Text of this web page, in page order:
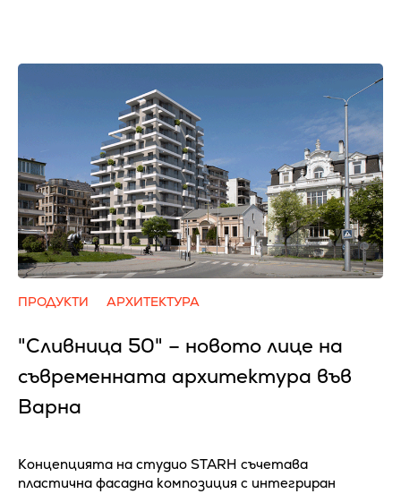
ПРОДУКТИ АРХИТЕКТУРА
"Сливница 50" – новото лице на
съвременната архитектура във
Варна
Концепцията на студио STARH съчетава
пластична фасадна композиция с интегриран